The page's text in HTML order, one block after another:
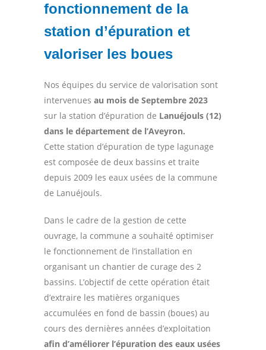
fonctionnement de la
station d’épuration et
valoriser les boues
Nos équipes du service de valorisation sont
intervenues au mois de Septembre 2023
sur la station d’épuration de Lanuéjouls (12)
dans le département de l’Aveyron.
Cette station d’épuration de type lagunage
est composée de deux bassins et traite
depuis 2009 les eaux usées de la commune
de Lanuéjouls.
Dans le cadre de la gestion de cette
ouvrage, la commune a souhaité optimiser
le fonctionnement de l’installation en
organisant un chantier de curage des 2
bassins. L’objectif de cette opération était
d’extraire les matières organiques
accumulées en fond de bassin (boues) au
cours des dernières années d’exploitation
afin d’améliorer l’épuration des eaux usées